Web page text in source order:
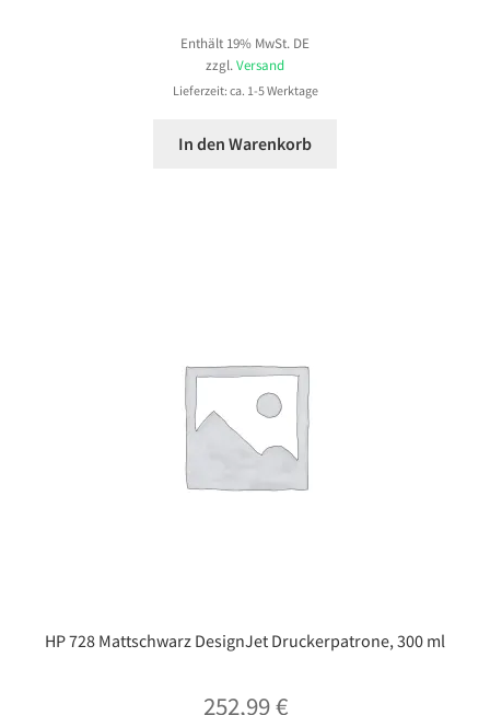
Enthält 19% MwSt. DE
zzgl.Versand
Lieferzeit: ca. 1-5 Werktage
In den Warenkorb
HP 728 Mattschwarz DesignJet Druckerpatrone, 300 ml
252,99€